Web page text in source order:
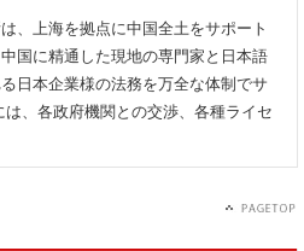
、上海を拠点に中国全土をサポート
国に精通した現地の専門家と日本語
日本企業様の法務を万全な体制でサ
、各政府機関との交渉、各種ライセ